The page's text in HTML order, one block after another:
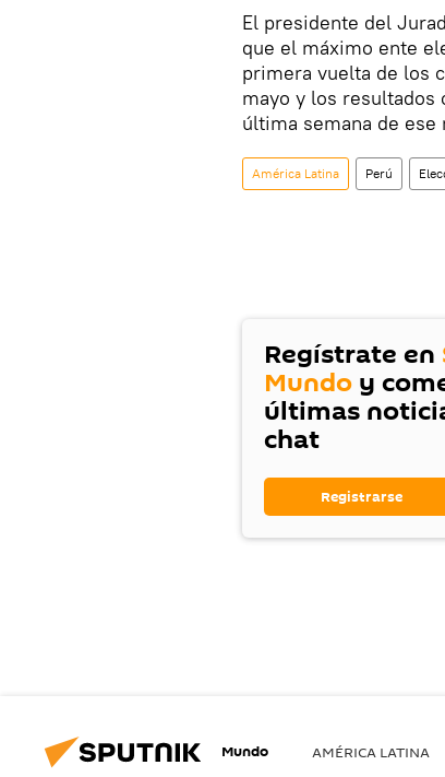
El presidente del
que el máximo ente
primera vuelta de los
mayo y los resultados
última semana de ese
América Latina Perú
Regístrate en
Mundo y
últimas
chat
Registrarse
Mundo AMÉRICA LATINA